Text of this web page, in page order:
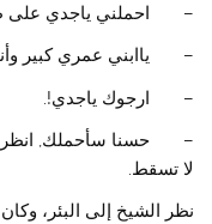
– احملني ياجدي على
– ياابني عمري كبير
– ارجوك ياجدي!.
– حسنا سأحملك, انظر..
لا تسقط.
نظر الشيخ إلى البئر،